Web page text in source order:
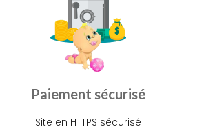
Paiement sécurisé
Site en HTTPS sécurisé